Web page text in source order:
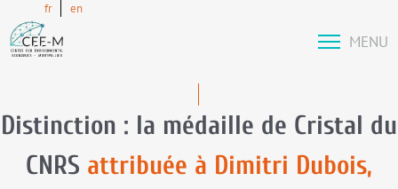
fr en
MENU
Distinction : la médaille de Cristal du
CNRS attribuée à Dimitri Dubois,